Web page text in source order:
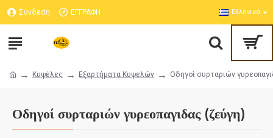
Σύνδεση ΕΓΓΡΑΦΗ Ελληνικά
Κυψέλες Εξαρτήματα Κυψελών Οδηγοί συρταριών
Οδηγοί συρταριών γυρεοπαγιδας (ζεύγη)